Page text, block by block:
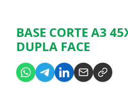
BASE CORTE A3
DUPLA FACE